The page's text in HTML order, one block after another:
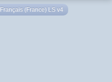
Français (France) LS v4